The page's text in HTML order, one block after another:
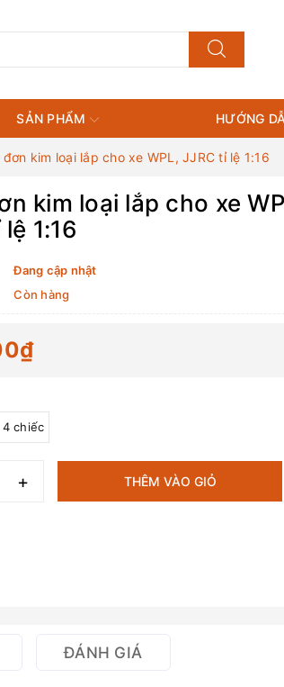
SẢN PHẨM HƯỚNG
đơn kim loại lắp cho xe WPL, JJRC tỉ lệ 1:16
kim loại lắp cho xe
1:16
Đang cập nhật
Còn hàng
4 chiếc
+ THÊM VÀO GIỎ
ĐÁNH GIÁ